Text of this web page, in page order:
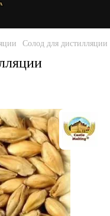
Солод для